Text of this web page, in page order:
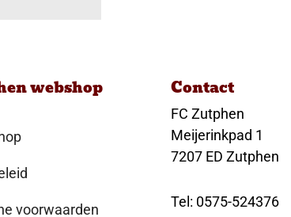
webshop
voorwaarden
Contact
FC Zutphen
Meijerinkpad 1
7207 ED Zutphen
Tel: 0575-524376